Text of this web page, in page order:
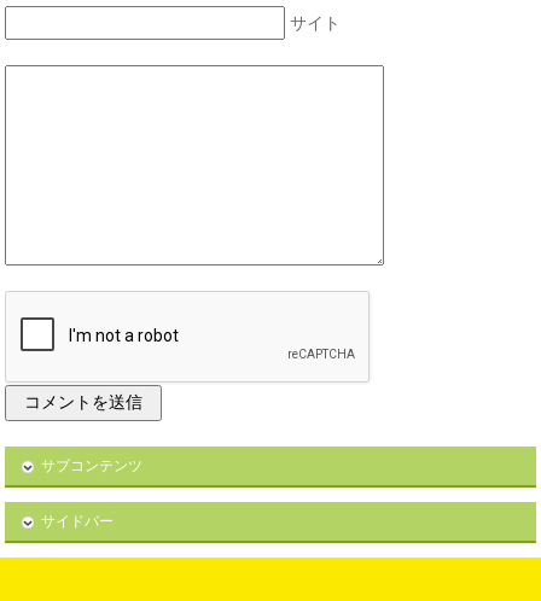
サイト
サブコンテンツ
サイドバー